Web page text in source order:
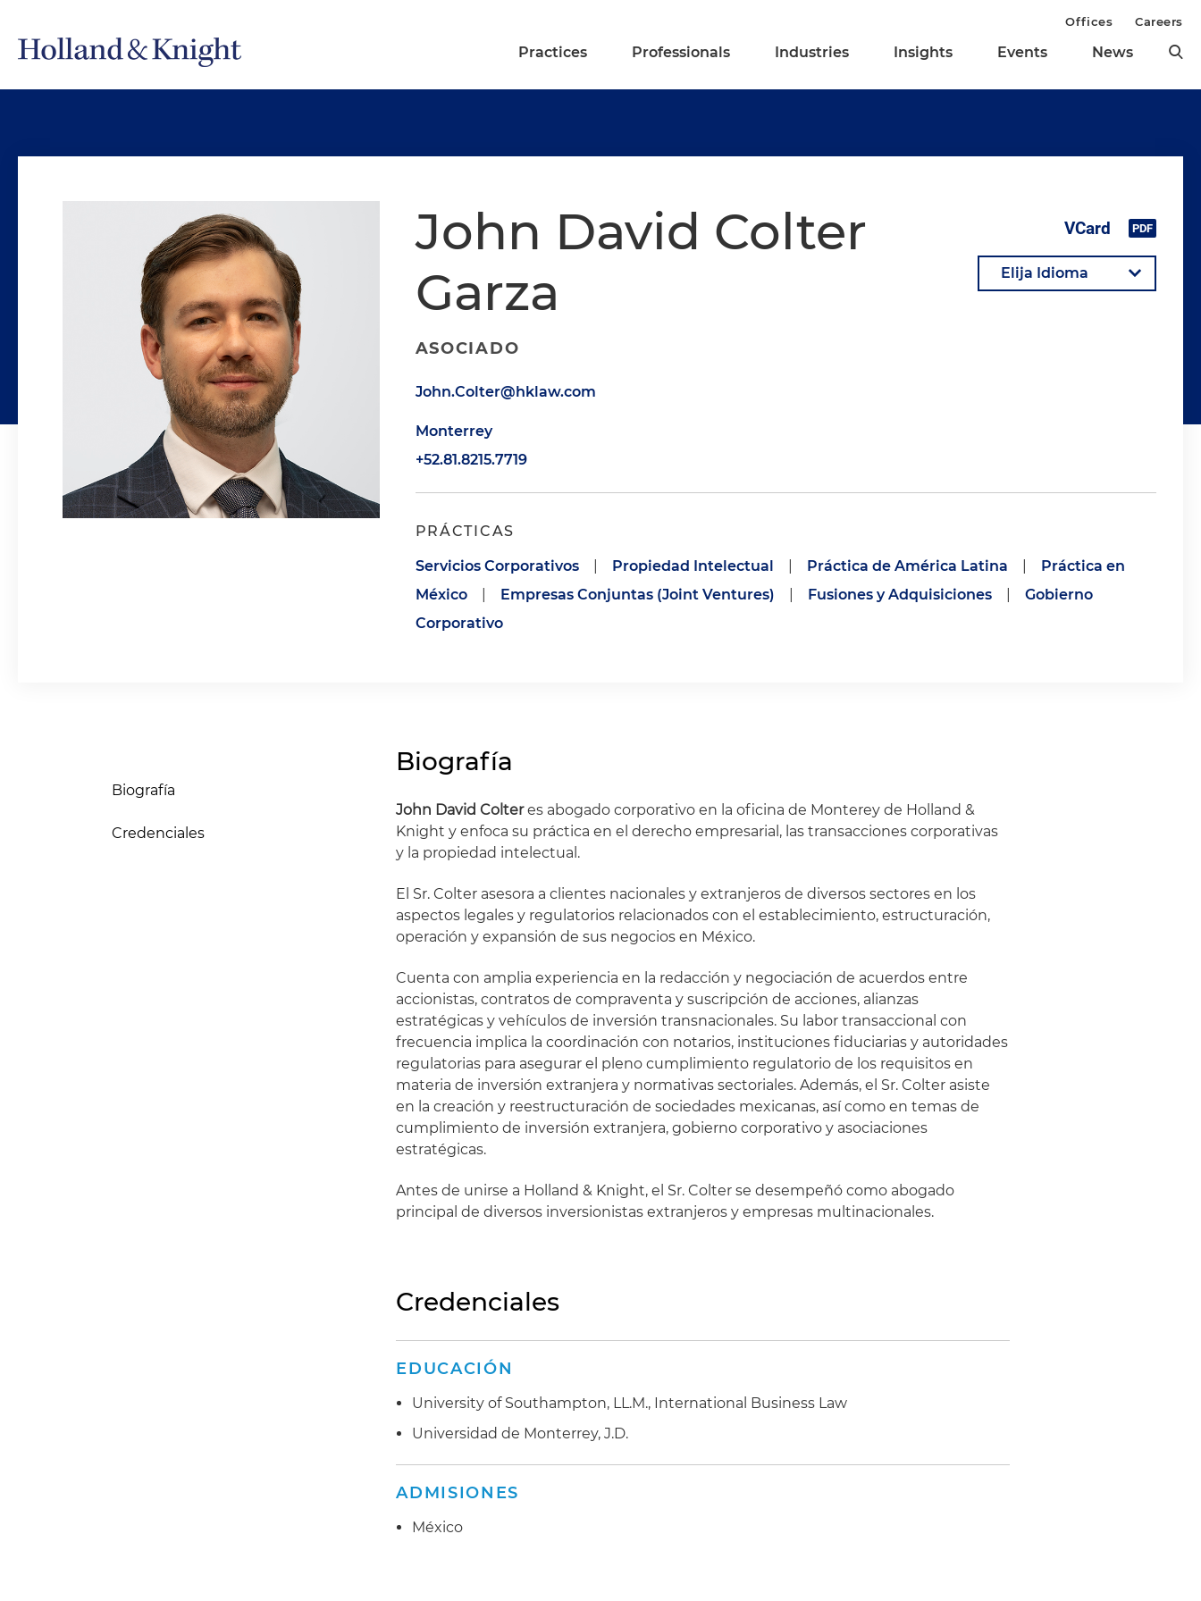
Practices Professionals Industries Insights Events News
Offices Careers
John David Colter
Garza
ASOCIADO
John.Colter@hklaw.com
Monterrey
+52.81.8215.7719
PRÁCTICAS
Servicios Corporativos Propiedad Intelectual Práctica de América Latina
Práctica en
México
Empresas Conjuntas (Joint Ventures) Fusiones y Adquisiciones
Gobierno
Corporativo
Biografía
Credenciales
Biografía
John David Colteres abogado corporativo en la oficina de Monterey de Holland &
Knight y enfoca su práctica en el derecho empresarial, las transacciones corporativas
y la propiedad intelectual.
El Sr. Colter asesora a clientes nacionales y extranjeros de diversos sectores en los
aspectos legales y regulatorios relacionados con el establecimiento, estructuración,
operación y expansión de sus negocios en México.
Cuenta con amplia experiencia en la redacción y negociación de acuerdos entre
accionistas, contratos de compraventa y suscripción de acciones, alianzas
estratégicas y vehículos de inversión transnacionales. Su labor transaccional con
frecuencia implica la coordinación con notarios, instituciones fiduciarias y autoridades
regulatorias para asegurar el pleno cumplimiento regulatorio de los requisitos en
materia de inversión extranjera y normativas sectoriales. Además, el Sr. Colter asiste
en la creación y reestructuración de sociedades mexicanas, así como en temas de
cumplimiento de inversión extranjera, gobierno corporativo y asociaciones
estratégicas.
Antes de unirse a Holland & Knight, el Sr. Colter se desempeñó como abogado
principal de diversos inversionistas extranjeros y empresas multinacionales.
Credenciales
EDUCACIÓN
University of Southampton, LL.M., International Business Law
Universidad de Monterrey, J.D.
ADMISIONES
México